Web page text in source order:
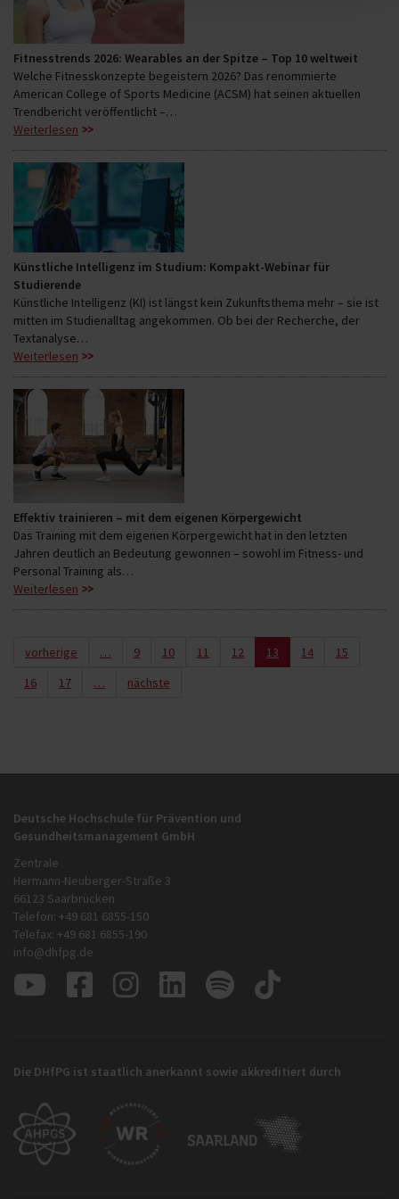
Fitnesstrends 2026: Wearables an der Spitze – Top 10 weltweit
Welche Fitnesskonzepte begeistern 2026? Das renommierte
American College of Sports Medicine (ACSM) hat seinen aktuellen
Trendbericht veröffentlicht –…
Weiterlesen
Künstliche Intelligenz im Studium: Kompakt-Webinar für
Studierende
Künstliche Intelligenz (KI) ist längst kein Zukunftsthema mehr – sie ist
mitten im Studienalltag angekommen. Ob bei der Recherche, der
Textanalyse…
Weiterlesen
Effektiv trainieren – mit dem eigenen Körpergewicht
Das Training mit dem eigenen Körpergewicht hat in den letzten
Jahren deutlich an Bedeutung gewonnen – sowohl im Fitness- und
Personal Training als…
Weiterlesen
vorherige … 9 10 11 12 13 14
15
16
17 … nächste
Deutsche Hochschule für Prävention und
Gesundheitsmanagement GmbH
Zentrale
Hermann-Neuberger-Straße 3
66123 Saarbrücken
Telefon: +49 681 6855-150
Telefax: +49 681 6855-190
info@dhfpg.de
Die DHfPG ist staatlich anerkannt sowie akkreditiert durch